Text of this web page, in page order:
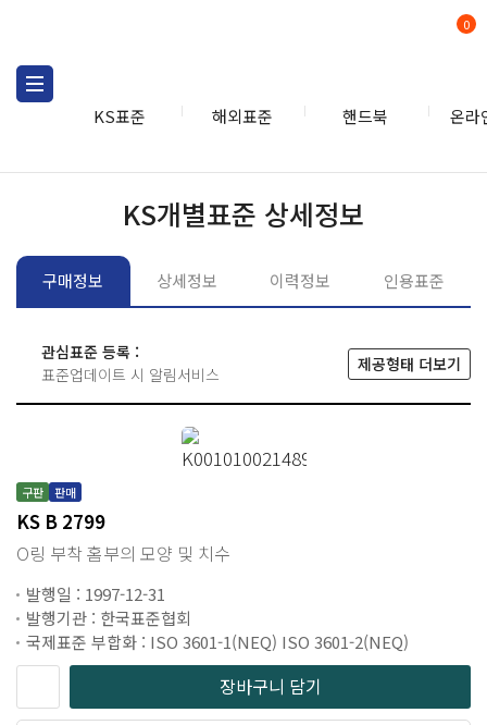
KS표준 해외표준 핸드북 온라
0
KS개별표준 상세정보
구매정보 상세정보 이력정보 인용표준
관심표준 등록 :
표준업데이트 시 알림서비스
제공형태 더보기
구판 판매
KS B 2799
O링 부착 홈부의 모양 및 치수
발행일 : 1997-12-31
발행기관 : 한국표준협회
국제표준 부합화 : ISO 3601-1(NEQ) ISO 3601-2(NEQ)
장바구니 담기